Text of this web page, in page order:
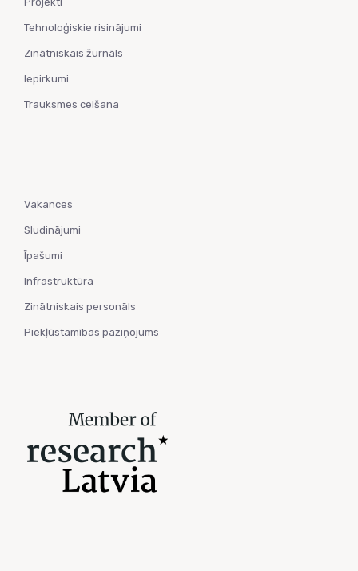
Tehnoloģiskie risinājumi
Zinātniskais žurnāls
Iepirkumi
Trauksmes celšana
Vakances
Sludinājumi
Īpašumi
Infrastruktūra
Zinātniskais personāls
Piekļūstamības paziņojums